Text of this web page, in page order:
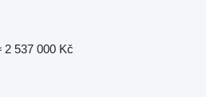
2 537 000 Kč